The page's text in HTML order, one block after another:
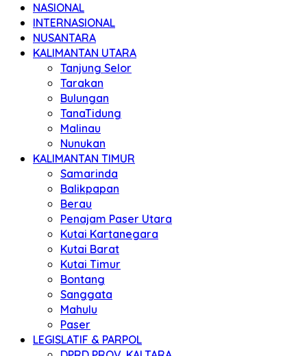
NASIONAL
INTERNASIONAL
NUSANTARA
KALIMANTAN UTARA
Tanjung Selor
Tarakan
Bulungan
TanaTidung
Malinau
Nunukan
KALIMANTAN TIMUR
Samarinda
Balikpapan
Berau
Penajam Paser Utara
Kutai Kartanegara
Kutai Barat
Kutai Timur
Bontang
Sanggata
Mahulu
Paser
LEGISLATIF & PARPOL